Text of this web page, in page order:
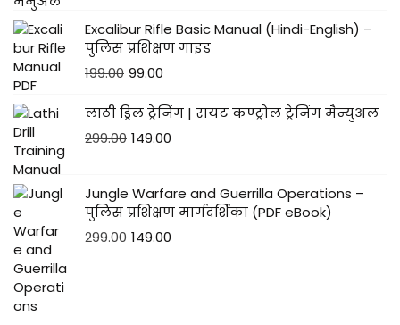
Excalibur Rifle Basic Manual (Hindi-English) –
पुलिस प्रशिक्षण गाइड
199.00 99.00
लाठी ड्रिल ट्रेनिंग | रायट कण्ट्रोल ट्रेनिंग मैन्युअल
299.00 149.00
Jungle Warfare and Guerrilla Operations –
पुलिस प्रशिक्षण मार्गदर्शिका (PDF eBook)
299.00 149.00